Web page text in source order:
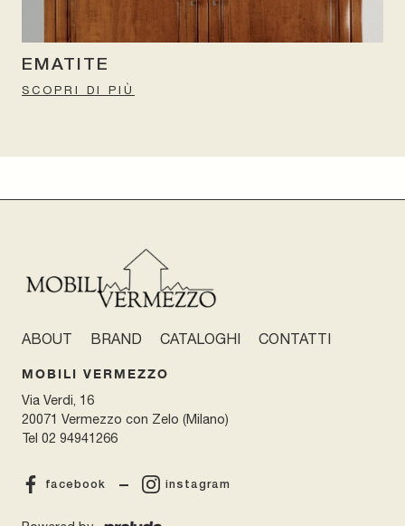
EMATITE
SCOPRI DI PIÙ
ABOUT BRAND CATALOGHI CONTATTI
MOBILI VERMEZZO
Via Verdi, 16
20071 Vermezzo con Zelo (Milano)
Tel 02 94941266
facebook instagram